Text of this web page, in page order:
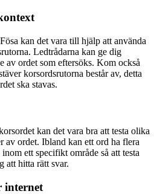
kan det vara till hjälp att använda
Ledtrådarna kan ge dig
av ordet som eftersöks. Kom också
korsordsrutorna består av, detta
ska stavas.
kan det vara bra att testa olika
av ordet. Ibland kan ett ord ha flera
ett specifikt område så att testa
att hitta rätt svar.
internet